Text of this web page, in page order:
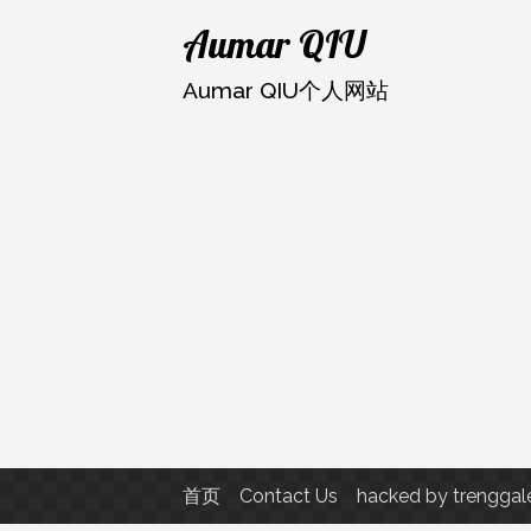
跳
至
内
Aumar QIU
Aumar QIU个人网站
首页 Contact Us hacked by